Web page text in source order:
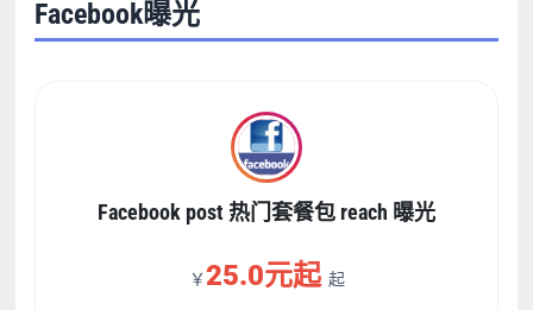
Facebook曝光
Facebook post 热门套餐包 reach 曝光
￥25.0元起 起